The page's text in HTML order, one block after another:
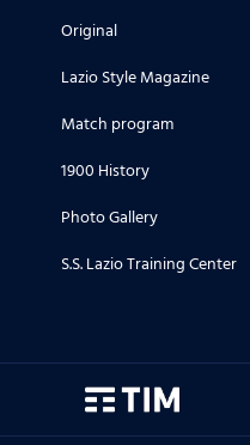
Original
Lazio Style Magazine
Match program
1900 History
Photo Gallery
S.S. Lazio Training Center